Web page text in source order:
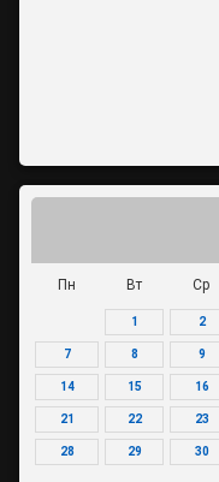
Пн Вт Ср
1 2
7 8 9
14 15 16
21 22 23
28 29 30